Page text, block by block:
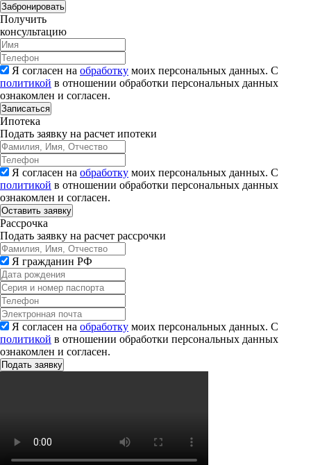
Забронировать
Получить
консультацию
Я согласен на обработку моих персональных данных. С
политикой в отношении обработки персональных данных
ознакомлен и согласен.
Записаться
Ипотека
Подать заявку на расчет ипотеки
Я согласен на обработку моих персональных данных. С
политикой в отношении обработки персональных данных
ознакомлен и согласен.
Рассрочка
Подать заявку на расчет рассрочки
Я гражданин РФ
Я согласен на обработку моих персональных данных. С
политикой в отношении обработки персональных данных
ознакомлен и согласен.